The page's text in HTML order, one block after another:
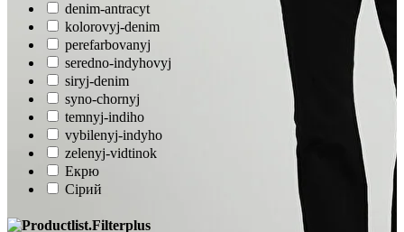
denim-antracyt
kolorovyj-denim
perefarbovanyj
seredno-indyhovyj
siryj-denim
syno-chornyj
temnyj-indiho
vybilenyj-indyho
zelenyj-vidtinok
Екрю
Сірий